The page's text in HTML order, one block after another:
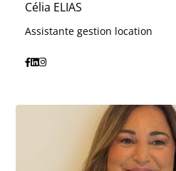
Célia ELIAS
Assistante gestion location